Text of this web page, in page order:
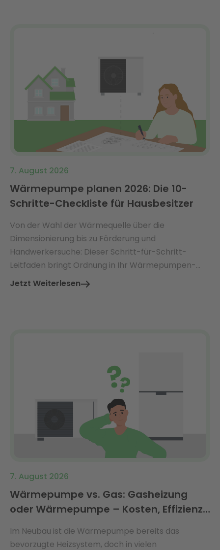
7. August 2026
Wärmepumpe planen 2026: Die 10-
Schritte-Checkliste für Hausbesitzer
Von der Wahl der Wärmequelle über die
Dimensionierung bis zu Förderung und
Handwerkersuche: Dieser Schritt-für-Schritt-
Leitfaden bringt Ordnung in Ihr Wärmepumpen-
Projekt.
Jetzt Weiterlesen
7. August 2026
Wärmepumpe vs. Gas: Gasheizung
oder Wärmepumpe – Kosten, Effizienz
Im Neubau ist die Wärmepumpe bereits das
bevorzugte Heizsystem, doch in vielen